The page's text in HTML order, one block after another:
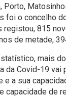
Porto,
foi o concelho
registou, 815
de metade,
mais
da Covid-19 vai
e a sua
capacidade de